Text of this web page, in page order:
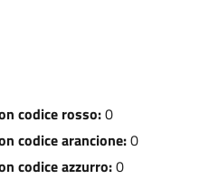
codice rosso:0
codice arancione:0
codice azzurro:0